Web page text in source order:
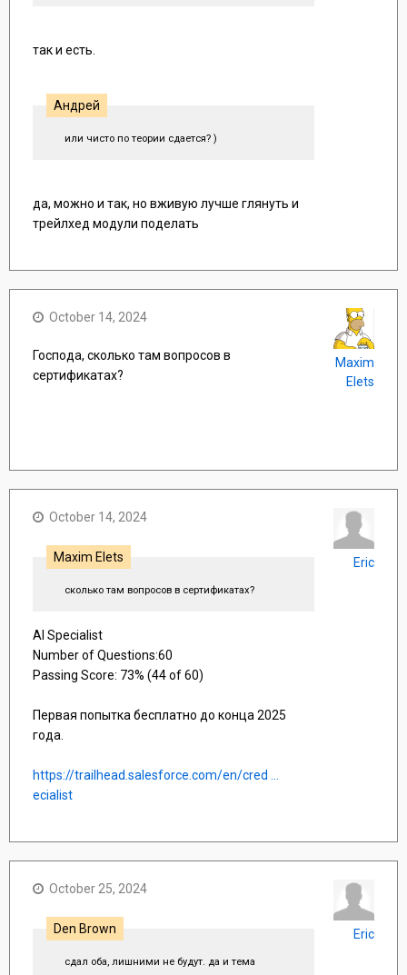
так и есть.
Андрей
или чисто по теории сдается? )
да, можно и так, но вживую лучше глянуть и
трейлхед модули поделать
October 14, 2024
Господа, сколько там вопросов в
сертификатах?
Maxim
Elets
October 14, 2024
Maxim Elets
сколько там вопросов в сертификатах?
AI Specialist
Number of Questions:60
Passing Score: 73% (44 of 60)
Первая попытка бесплатно до конца 2025
года.
https://trailhead.salesforce.com/en/cred ...
ecialist
Eric
October 25, 2024
Den Brown
сдал оба, лишними не будут. да и тема
Eric